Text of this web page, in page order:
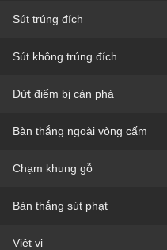
Sút trúng đích
Sút không trúng đích
Dứt điểm bị cản phá
Bàn thắng ngoài vòng cấm
Chạm khung gỗ
Bàn thắng sút phạt
Việt vị